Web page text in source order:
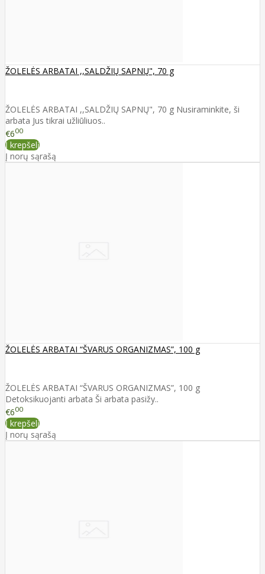
ŽOLELĖS ARBATAI ,,SALDŽIŲ SAPNŲ", 70 g
ŽOLELĖS ARBATAI ,,SALDŽIŲ SAPNŲ", 70 g Nusiraminkite, ši
arbata Jus tikrai užliūliuos..
€600
Į krepšelį
Į norų sąrašą
ŽOLELĖS ARBATAI “ŠVARUS ORGANIZMAS”, 100 g
ŽOLELĖS ARBATAI “ŠVARUS ORGANIZMAS”, 100 g
Detoksikuojanti arbata Ši arbata pasižy..
€600
Į krepšelį
Į norų sąrašą